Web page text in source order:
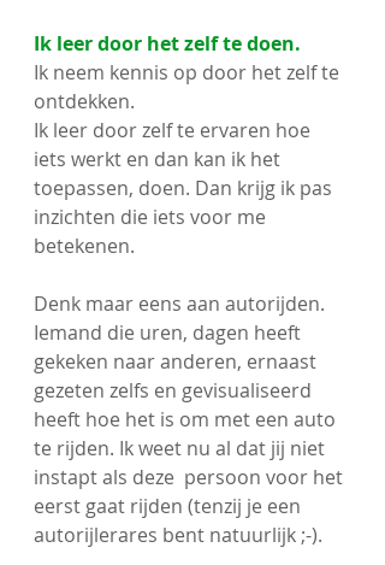
Ik leer door het zelf te doen.
Ik neem kennis op door het zelf te
ontdekken.
Ik leer door zelf te ervaren hoe
iets werkt en dan kan ik het
toepassen, doen. Dan krijg ik pas
inzichten die iets voor me
betekenen.
Denk maar eens aan autorijden.
Iemand die uren, dagen heeft
gekeken naar anderen, ernaast
gezeten zelfs en gevisualiseerd
heeft hoe het is om met een auto
te rijden. Ik weet nu al dat jij niet
instapt als deze  persoon voor het
eerst gaat rijden (tenzij je een
autorijlerares bent natuurlijk ;-).